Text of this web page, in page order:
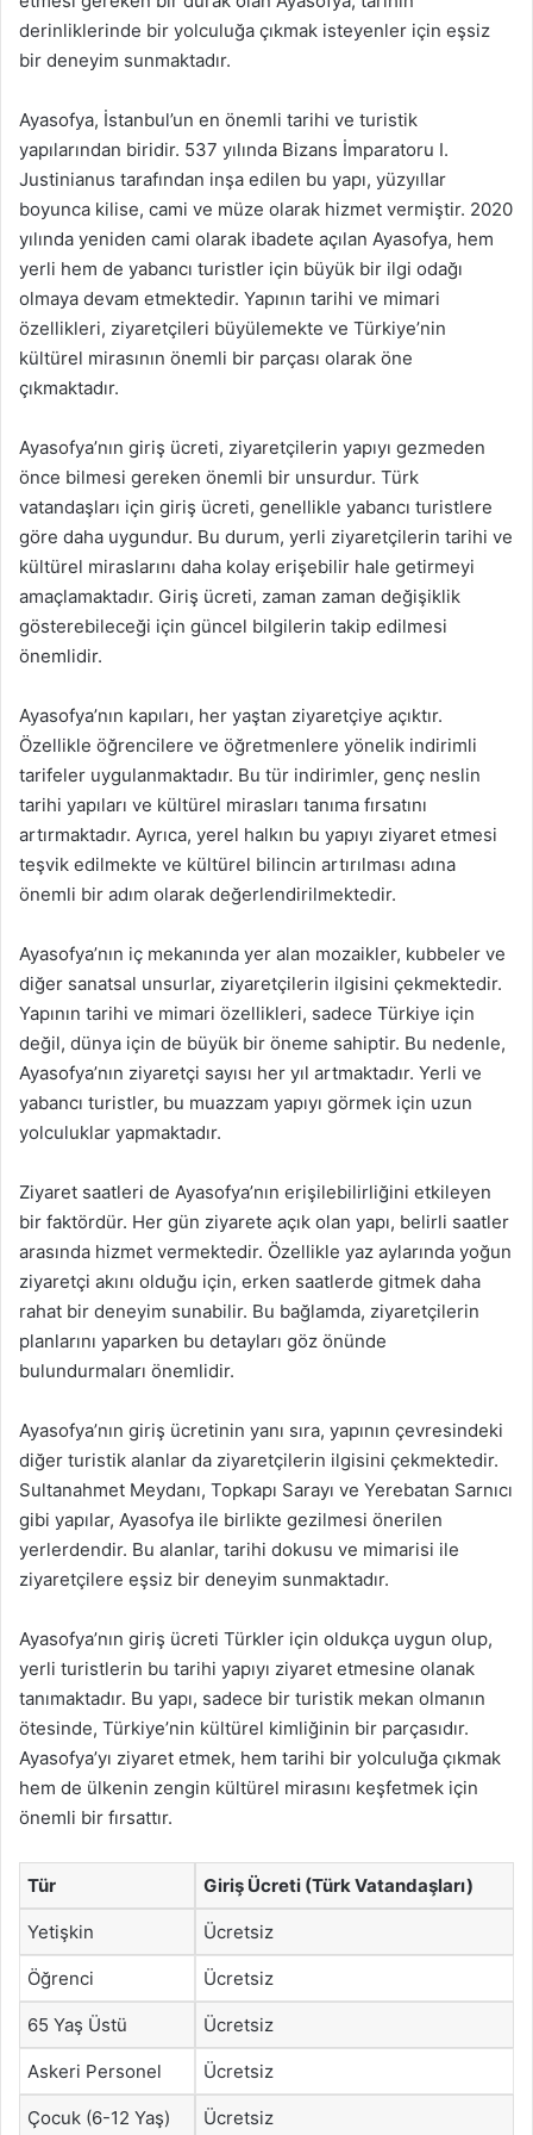
derinliklerinde bir yolculuğa çıkmak isteyenler için eşsiz
bir deneyim sunmaktadır.
Ayasofya, İstanbul’un en önemli tarihi ve turistik
yapılarından biridir. 537 yılında Bizans İmparatoru I.
Justinianus tarafından inşa edilen bu yapı, yüzyıllar
boyunca kilise, cami ve müze olarak hizmet vermiştir. 2020
yılında yeniden cami olarak ibadete açılan Ayasofya, hem
yerli hem de yabancı turistler için büyük bir ilgi odağı
olmaya devam etmektedir. Yapının tarihi ve mimari
özellikleri, ziyaretçileri büyülemekte ve Türkiye’nin
kültürel mirasının önemli bir parçası olarak öne
çıkmaktadır.
Ayasofya’nın giriş ücreti, ziyaretçilerin yapıyı gezmeden
önce bilmesi gereken önemli bir unsurdur. Türk
vatandaşları için giriş ücreti, genellikle yabancı turistlere
göre daha uygundur. Bu durum, yerli ziyaretçilerin tarihi ve
kültürel miraslarını daha kolay erişebilir hale getirmeyi
amaçlamaktadır. Giriş ücreti, zaman zaman değişiklik
gösterebileceği için güncel bilgilerin takip edilmesi
önemlidir.
Ayasofya’nın kapıları, her yaştan ziyaretçiye açıktır.
Özellikle öğrencilere ve öğretmenlere yönelik indirimli
tarifeler uygulanmaktadır. Bu tür indirimler, genç neslin
tarihi yapıları ve kültürel mirasları tanıma fırsatını
artırmaktadır. Ayrıca, yerel halkın bu yapıyı ziyaret etmesi
teşvik edilmekte ve kültürel bilincin artırılması adına
önemli bir adım olarak değerlendirilmektedir.
Ayasofya’nın iç mekanında yer alan mozaikler, kubbeler ve
diğer sanatsal unsurlar, ziyaretçilerin ilgisini çekmektedir.
Yapının tarihi ve mimari özellikleri, sadece Türkiye için
değil, dünya için de büyük bir öneme sahiptir. Bu nedenle,
Ayasofya’nın ziyaretçi sayısı her yıl artmaktadır. Yerli ve
yabancı turistler, bu muazzam yapıyı görmek için uzun
yolculuklar yapmaktadır.
Ziyaret saatleri de Ayasofya’nın erişilebilirliğini etkileyen
bir faktördür. Her gün ziyarete açık olan yapı, belirli saatler
arasında hizmet vermektedir. Özellikle yaz aylarında yoğun
ziyaretçi akını olduğu için, erken saatlerde gitmek daha
rahat bir deneyim sunabilir. Bu bağlamda, ziyaretçilerin
planlarını yaparken bu detayları göz önünde
bulundurmaları önemlidir.
Ayasofya’nın giriş ücretinin yanı sıra, yapının çevresindeki
diğer turistik alanlar da ziyaretçilerin ilgisini çekmektedir.
Sultanahmet Meydanı, Topkapı Sarayı ve Yerebatan Sarnıcı
gibi yapılar, Ayasofya ile birlikte gezilmesi önerilen
yerlerdendir. Bu alanlar, tarihi dokusu ve mimarisi ile
ziyaretçilere eşsiz bir deneyim sunmaktadır.
Ayasofya’nın giriş ücreti Türkler için oldukça uygun olup,
yerli turistlerin bu tarihi yapıyı ziyaret etmesine olanak
tanımaktadır. Bu yapı, sadece bir turistik mekan olmanın
ötesinde, Türkiye’nin kültürel kimliğinin bir parçasıdır.
Ayasofya’yı ziyaret etmek, hem tarihi bir yolculuğa çıkmak
hem de ülkenin zengin kültürel mirasını keşfetmek için
önemli bir fırsattır.
Tür Giriş Ücreti (Türk Vatandaşları)
Yetişkin Ücretsiz
Öğrenci Ücretsiz
65 Yaş Üstü Ücretsiz
Askeri Personel Ücretsiz
Çocuk (6-12 Yaş) Ücretsiz